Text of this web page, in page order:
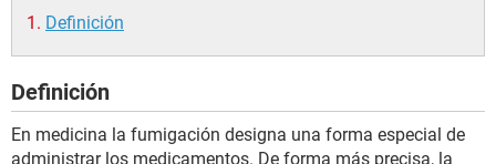
SEXUALIDAD
GLOSARIO
Definición
Definición
En medicina la fumigación designa una forma especial de
administrar los medicamentos. De forma más precisa, la